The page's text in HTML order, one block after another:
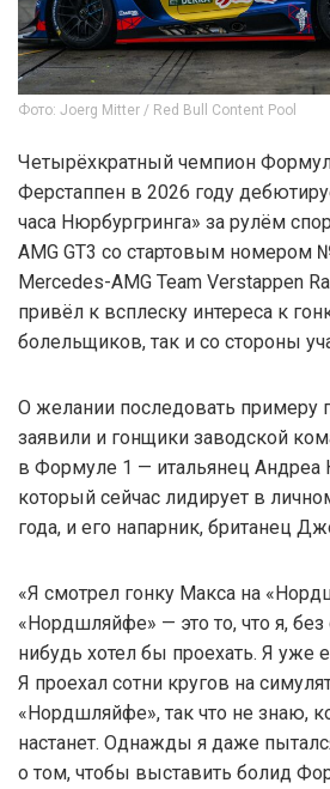
Фото: Joerg Mitter / Red Bull Content Pool
Четырёхкратный чемпион
Ферстаппен в 2026 году
часа Нюрбургринга» за рулём
AMG GT3 со стартовым номером
Mercedes-AMG Team Verstappen
привёл к всплеску интереса к
болельщиков, так и со стороны
О желании последовать примеру
заявили и гонщики заводской
в Формуле 1 — итальянец Андреа
который сейчас лидирует в
года, и его напарник, британец
«Я смотрел гонку Макса на
«Нордшляйфе» — это то, что я,
нибудь хотел бы проехать. Я уже
Я проехал сотни кругов на
«Нордшляйфе», так что не знаю,
настанет. Однажды я даже
о том, чтобы выставить болид